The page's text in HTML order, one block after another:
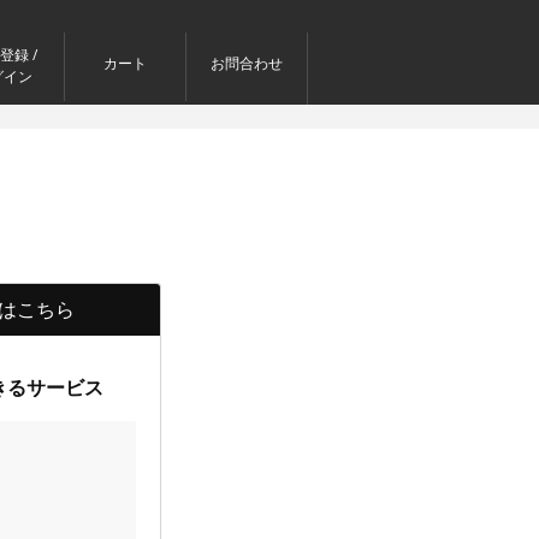
録 /
イン
カート お問合わせ
こちら
サービス